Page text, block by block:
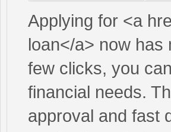
Applying for <a
loan</a> now has
few clicks, you
financial needs.
approval and fast